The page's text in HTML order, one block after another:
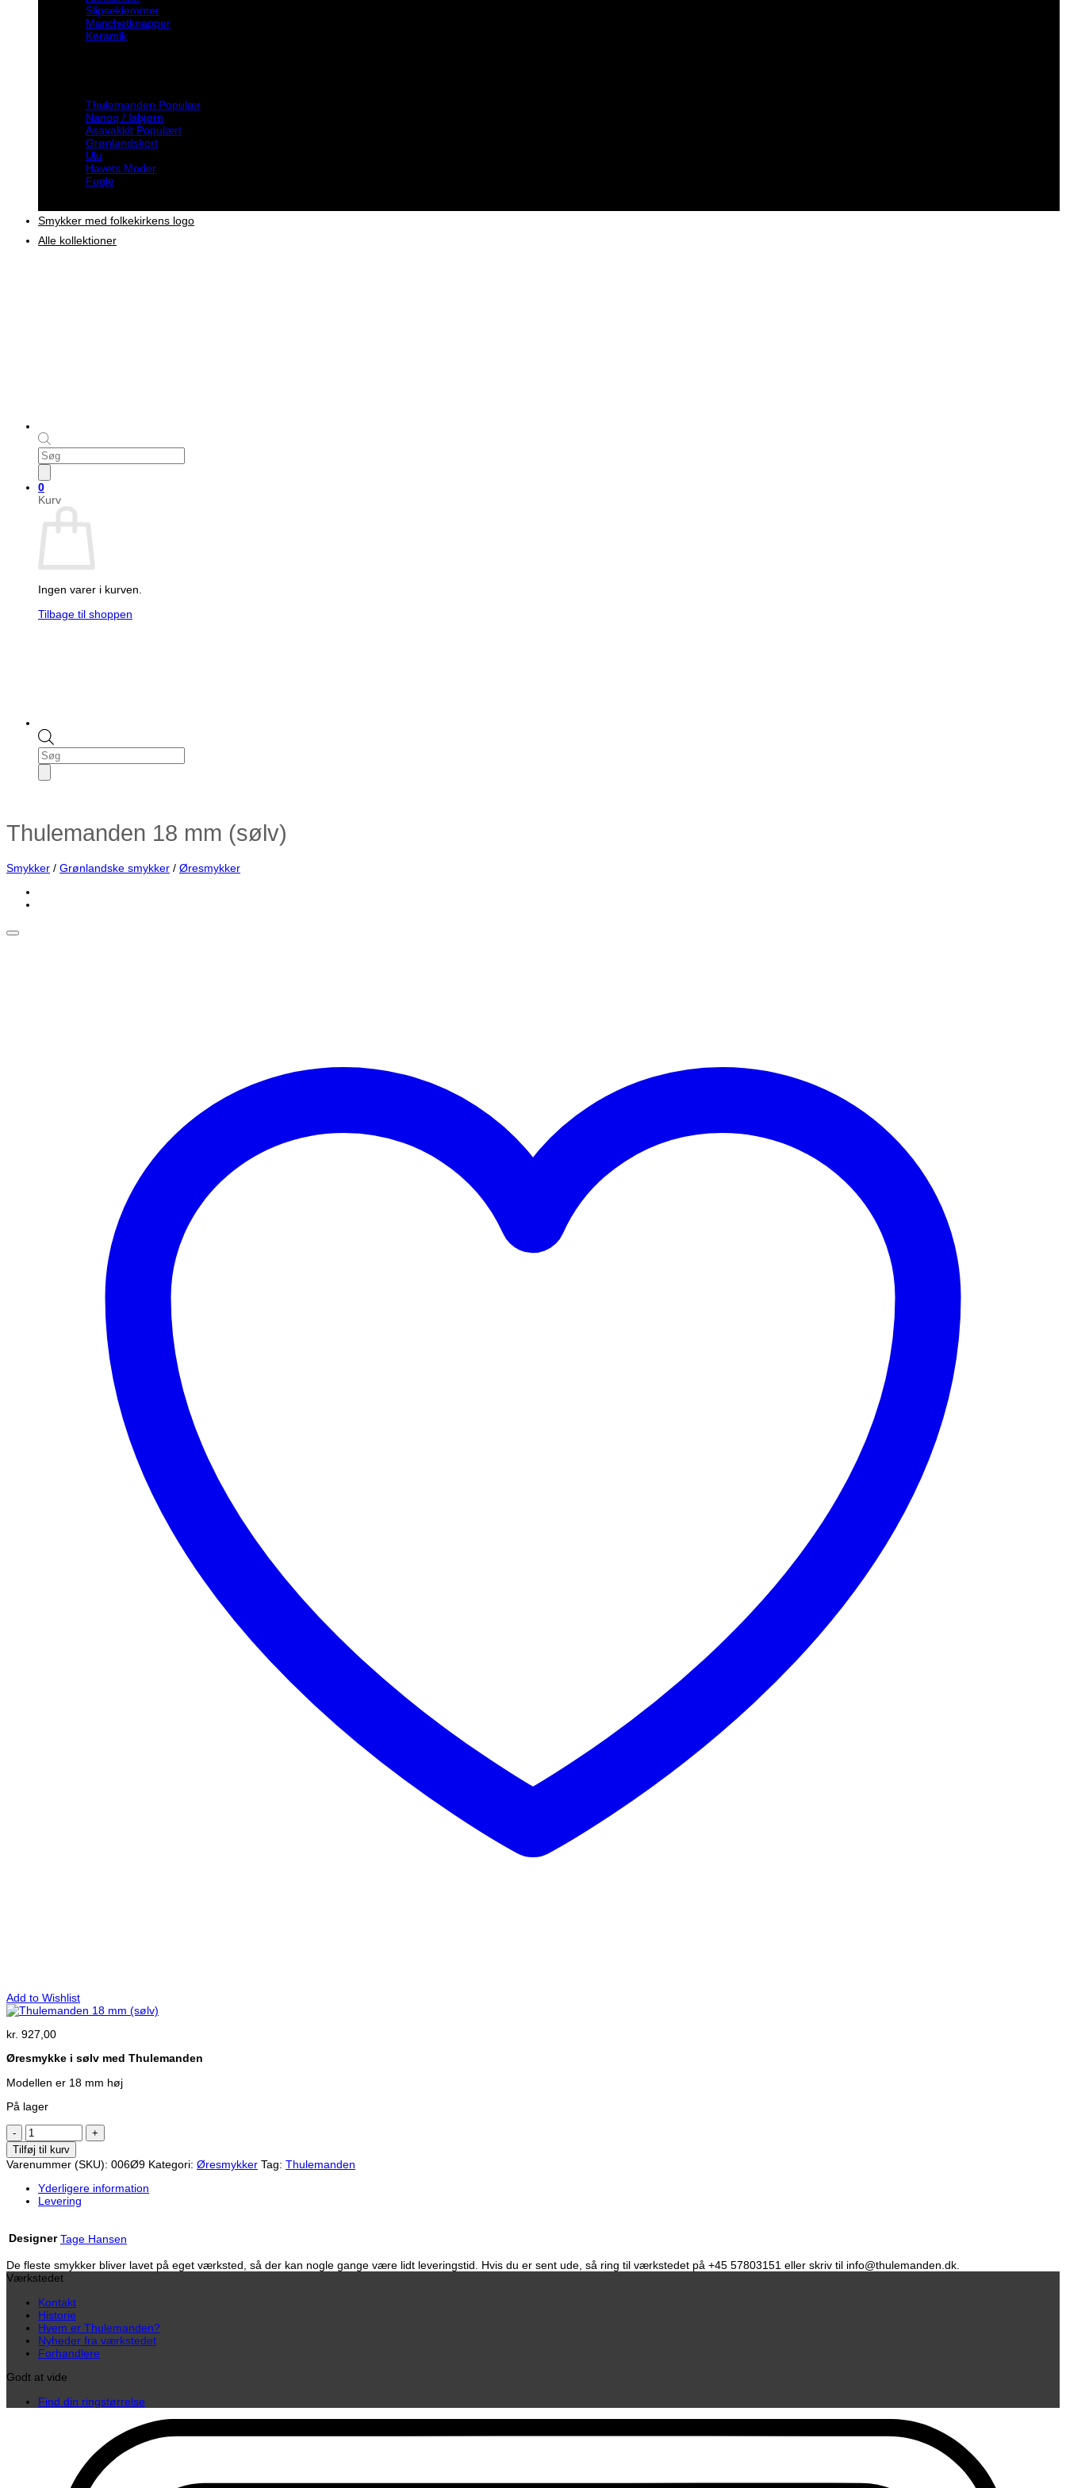
Products
search
0
Kurv
Ingen varer i kurven.
Tilbage til shoppen
Slipseklemmer
Manchetknapper
Keramik
Thulemanden
Nanoq / Isbjørn
Asavakkit
Grønlandskort
Ulu
Havets Moder
Fugle
Smykker med folkekirkens logo
Alle kollektioner
Products
search
Thulemanden 18 mm (sølv)
Smykker / Grønlandske smykker / Øresmykker
Add to Wishlist
kr. 927,00
Øresmykke i sølv med Thulemanden
Modellen er 18 mm høj
På lager
Thulemanden
18
mm
(sølv)
Tilføj til kurv
Varenummer (SKU): 006Ø9 Kategori: Øresmykker Tag: Thulemanden
Yderligere information
Levering
Designer Tage Hansen
De fleste smykker bliver lavet på eget værksted, så der kan nogle gange være lidt leveringstid. Hvis du er sent ude, så ring til værkstedet på +45 57803151 eller skriv til info@thulemanden.dk.
Værkstedet
Kontakt
Historie
Hvem er Thulemanden?
Nyheder fra værkstedet
Forhandlere
Godt at vide
Find din ringstørrelse